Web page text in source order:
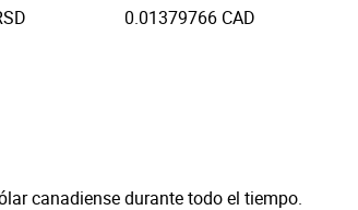
0.01379766 CAD
canadiense durante todo el tiempo.